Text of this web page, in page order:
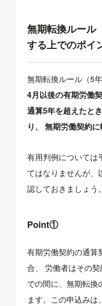
無期転換ルール
する上でのポイ
無期転換ルール（5
4月以後の有期労働
通算5年を超えたと
り、 無期労働契約
有用判例については
てはなりませんが、
認しておきましょう。
Point①
有期労働契約の通算
合、 労働者はその
での間に、無期転換
ます。この申込み